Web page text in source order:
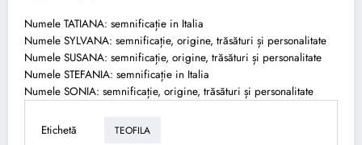
Numele TATIANA: semnificație in Italia
Numele SYLVANA: semnificație, origine, trăsături și personalitate
Numele SUSANA: semnificație, origine, trăsături și personalitate
Numele STEFANIA: semnificație in Italia
Numele SONIA: semnificație, origine, trăsături și personalitate
Etichetă TEOFILA